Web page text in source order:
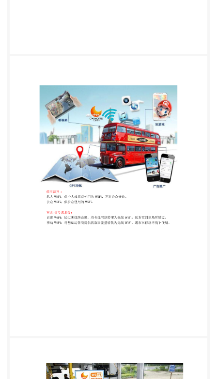
场所铺设。 移动 WiFi：将基础运营商提供的数据流
量转换为无线 WiFi，通常在移动环境下使用。
WiFi 收费标准划分 ： 免费 WiFi：无偿提供给用户
使用的 WiFi。 付费 WiFi：有偿提供给用户使用的